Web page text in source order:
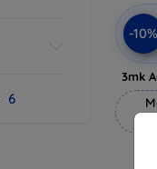
6
-10%
3mk